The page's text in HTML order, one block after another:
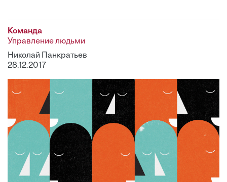
Команда
Управление людьми
Николай Панкратьев
28.12.2017